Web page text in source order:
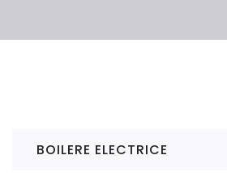
BOILERE ELECTRICE